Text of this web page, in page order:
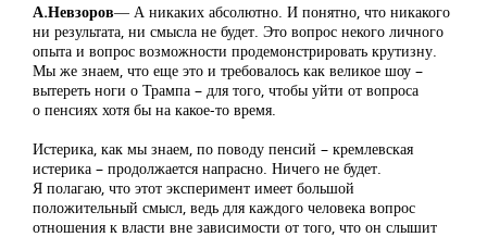
А.Невзоров― А никаких абсолютно. И понятно, что никакого
ни результата, ни смысла не будет. Это вопрос некого личного
опыта и вопрос возможности продемонстрировать крутизну.
Мы же знаем, что еще это и требовалось как великое шоу –
вытереть ноги о Трампа – для того, чтобы уйти от вопроса
о пенсиях хотя бы на какое-то время.
Истерика, как мы знаем, по поводу пенсий – кремлевская
истерика – продолжается напрасно. Ничего не будет.
Я полагаю, что этот эксперимент имеет большой
положительный смысл, ведь для каждого человека вопрос
отношения к власти вне зависимости от того, что он слышит